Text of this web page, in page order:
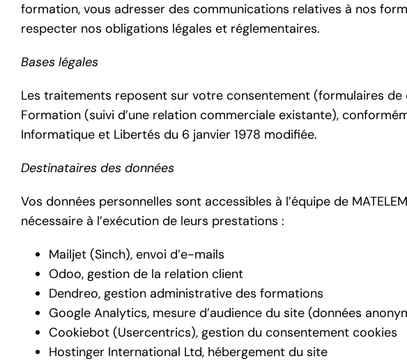
formation, vous adresser des communications relatives à nos
respecter nos obligations légales et réglementaires.
Bases légales
Les traitements reposent sur votre consentement (formulaires
Formation (suivi d’une relation commerciale existante),
Informatique et Libertés du 6 janvier 1978 modifiée.
Destinataires des données
Vos données personnelles sont accessibles à l’équipe de
nécessaire à l’exécution de leurs prestations :
Mailjet (Sinch), envoi d’e-mails
Odoo, gestion de la relation client
Dendreo, gestion administrative des formations
Google Analytics, mesure d’audience du site (données
Cookiebot (Usercentrics), gestion du consentement cookies
Hostinger International Ltd, hébergement du site